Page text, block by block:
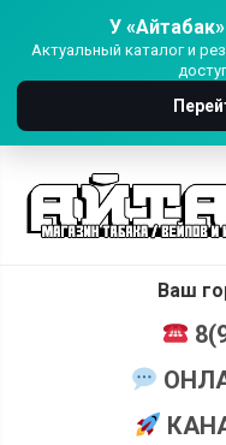
У
Актуальный каталог и
Ваш